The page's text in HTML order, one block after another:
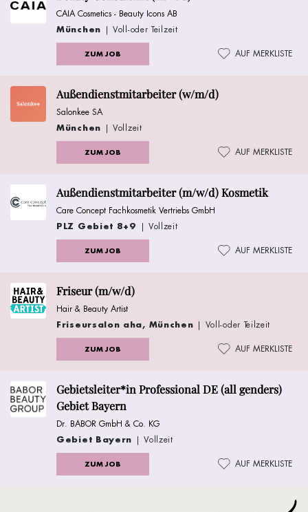
CAIA Cosmetics - Beauty Icons AB
München | Voll-oder Teilzeit
ZUM JOB AUF MERKLISTE
Außendienstmitarbeiter (w/m/d)
Salonkee SA
München | Vollzeit
ZUM JOB AUF MERKLISTE
Außendienstmitarbeiter (m/w/d) Kosmetik
Care Concept Fachkosmetik Vertriebs GmbH
PLZ Gebiet 8+9 | Vollzeit
ZUM JOB AUF MERKLISTE
Friseur (m/w/d)
Hair & Beauty Artist
Friseursalon aha, München | Voll-oder Teilzeit
ZUM JOB AUF MERKLISTE
Gebietsleiter*in Professional DE (all genders)
Gebiet Bayern
Dr. BABOR GmbH & Co. KG
Gebiet Bayern | Vollzeit
ZUM JOB AUF MERKLISTE